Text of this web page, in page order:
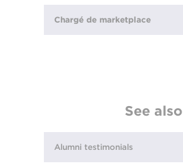
Chargé de marketplace
See also
Alumni testimonials